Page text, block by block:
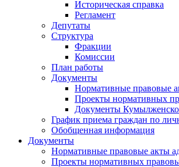
Историческая справка
Регламент
Депутаты
Структура
Фракции
Комиссии
План работы
Документы
Нормативные правовые
Проекты нормативных
Документы
График приема граждан по
Обобщенная информация
Документы
Нормативные правовые акты
Проекты нормативных